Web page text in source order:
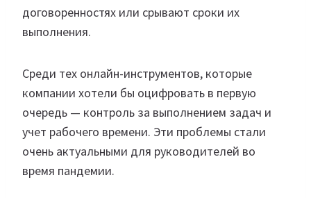
договоренностях или срывают сроки их
выполнения.
Среди тех онлайн-инструментов, которые
компании хотели бы оцифровать в первую
очередь — контроль за выполнением задач и
учет рабочего времени. Эти проблемы стали
очень актуальными для руководителей во
время пандемии.